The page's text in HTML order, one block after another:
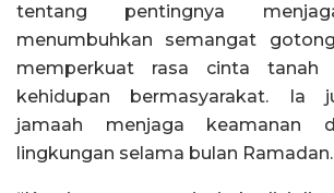
tentang pentingnya
menumbuhkan semangat
memperkuat rasa cinta
kehidupan bermasyarakat. Ia
jamaah menjaga keamanan
lingkungan selama bulan Ramadan.